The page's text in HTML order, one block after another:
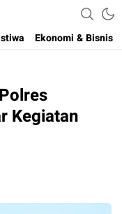
Ekonomi & Bisnis
Kegiatan